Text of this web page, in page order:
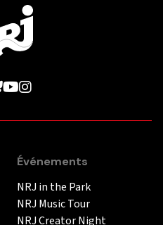
Événements
NRJ in the Park
NRJ Music Tour
NRJ Creator Night